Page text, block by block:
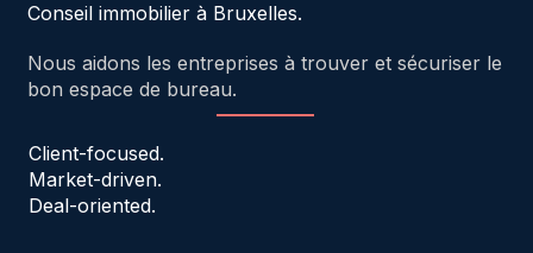
Conseil immobilier à Bruxelles.
Nous aidons les entreprises à trouver et sécuriser le
bon espace de bureau.
Client-focused.
Market-driven.
Deal-oriented.